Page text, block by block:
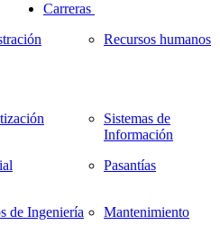
Carreras
de Ingeniería
Recursos humanos
Sistemas de
Información
Pasantías
Mantenimiento